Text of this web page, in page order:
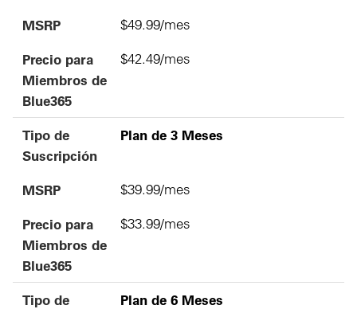
MSRP $49.99/mes
Precio para
Miembros de
Blue365
$42.49/mes
Tipo de
Suscripción
Plan de 3 Meses
MSRP $39.99/mes
Precio para
Miembros de
Blue365
$33.99/mes
Tipo de
Plan de 6 Meses